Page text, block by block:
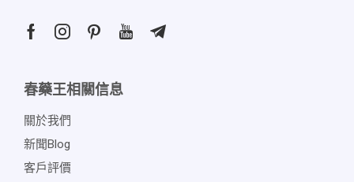
春藥王相關信息
關於我們
新聞blog
客戶評價